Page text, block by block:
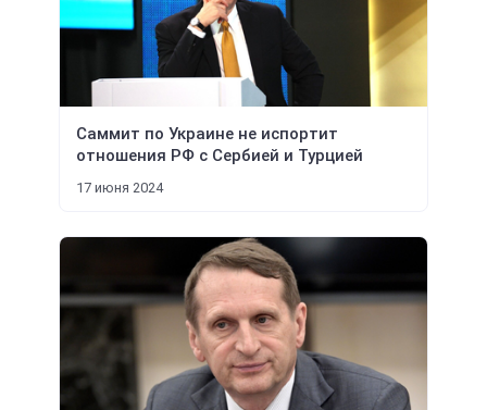
Саммит по Украине не испортит
отношения РФ с Сербией и Турцией
17 июня 2024